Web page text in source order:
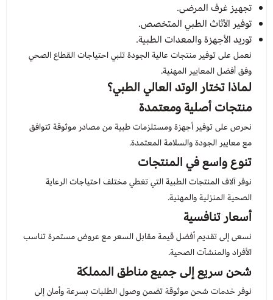
تجهيز غرف المرضى.
توفير الأثاث الطبي المتخصص.
توريد الأجهزة والمعدات الطبية.
نعمل على توفير منتجات عالية الجودة تلبي احتياجات القطاع الصحي
وفق أفضل المعايير المهنية.
لماذا تختار الوتد العالي الطبي؟
منتجات أصلية ومعتمدة
نحرص على توفير أجهزة ومستلزمات طبية من مصادر موثوقة تتوافق
مع معايير الجودة والسلامة المعتمدة.
تنوع واسع في المنتجات
نوفر آلاف المنتجات الطبية التي تغطي مختلف احتياجات الرعاية
الصحية المنزلية والمهنية.
أسعار تنافسية
نسعى إلى تقديم أفضل قيمة مقابل السعر مع عروض مستمرة تناسب
الأفراد والمنشآت الصحية.
شحن سريع إلى جميع مناطق المملكة
نوفر خدمات شحن موثوقة تضمن وصول الطلبات بسرعة وأمان إلى